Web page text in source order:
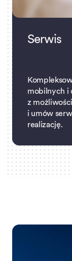
Serwis
mobilnych i
z
i umów
realizację.